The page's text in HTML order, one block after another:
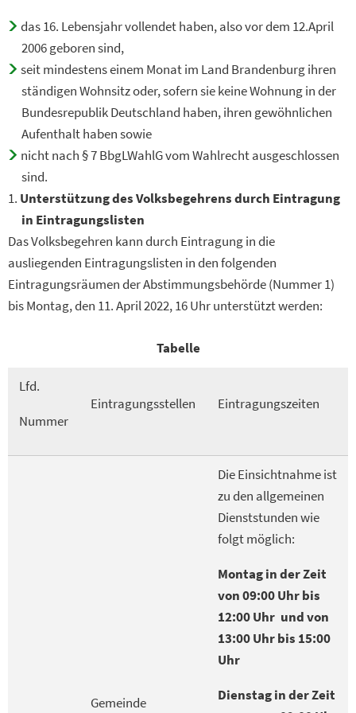
das 16. Lebensjahr vollendet haben, also vor dem 12.April
2006 geboren sind,
seit mindestens einem Monat im Land Brandenburg ihren
ständigen Wohnsitz oder, sofern sie keine Wohnung in der
Bundesrepublik Deutschland haben, ihren gewöhnlichen
Aufenthalt haben sowie
nicht nach § 7 BbgLWahlG vom Wahlrecht ausgeschlossen
sind.
Unterstützung des Volksbegehrens durch Eintragung
in Eintragungslisten
Das Volksbegehren kann durch Eintragung in die
ausliegenden Eintragungslisten in den folgenden
Eintragungsräumen der Abstimmungsbehörde (Nummer 1)
bis Montag, den 11. April 2022, 16 Uhr unterstützt werden:
Tabelle
Lfd.
Nummer
Eintragungsstellen Eintragungszeiten
Gemeinde
Die Einsichtnahme ist
zu den allgemeinen
Dienststunden wie
folgt möglich:
Montag in der Zeit
von 09:00 Uhr bis
12:00 Uhr und von
13:00 Uhr bis 15:00
Uhr
Dienstag in der Zeit